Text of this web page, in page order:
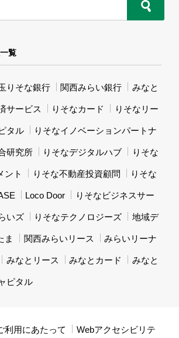
覧
りそな銀行 関西みらい銀行 みなと
サービス りそなカード りそなリー
タル りそなイノベーションパートナ
研究所 りそなデジタルハブ りそな
ント りそな不動産投資顧問 りそな
Loco Door りそなビジネスサー
いズ りそなテクノロジーズ 地域デ
ま 関西みらいリース みらいリーナ
みなとリース みなとカード みなと
ピタル
利用にあたって Webアクセシビリテ